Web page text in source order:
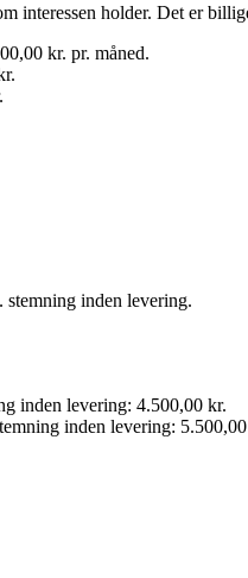
holder. Det er
kr. pr. måned.
inden levering.
inden levering: 4.500,00 kr.
inden levering: